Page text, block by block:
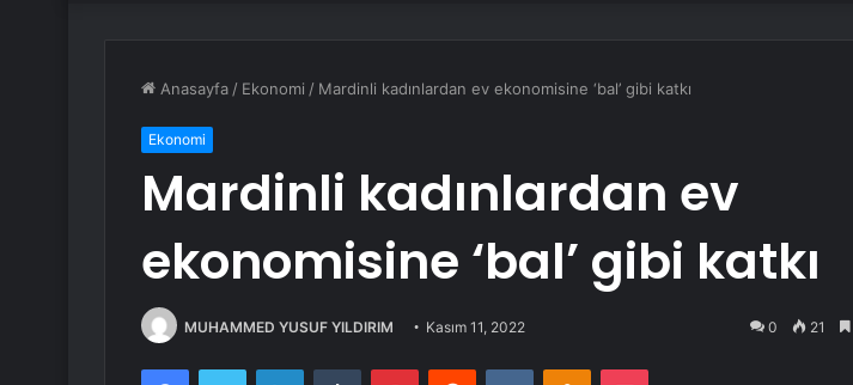
Anasayfa / Ekonomi / Mardinli kadınlardan ev ekonomisine ‘bal’ gibi katkı
Ekonomi
Mardinli kadınlardan ev
ekonomisine ‘bal’ gibi katkı
MUHAMMED YUSUF YILDIRIM Kasım 11, 2022 0 21
FacebookTwitter LinkedInTumblr PinterestReddit VKontakteOdnoklassniki
Pocket